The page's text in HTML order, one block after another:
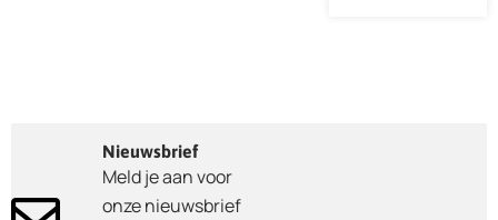
Nieuwsbrief
Meld je aan voor
onze nieuwsbrief